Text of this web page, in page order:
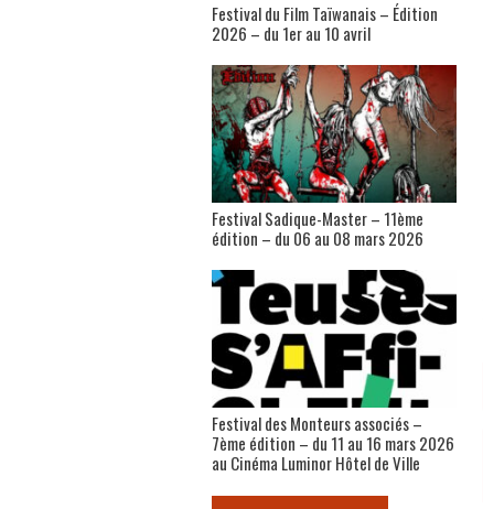
Festival du Film Taïwanais – Édition
2026 – du 1er au 10 avril
Festival Sadique-Master – 11ème
édition – du 06 au 08 mars 2026
Festival des Monteurs associés –
7ème édition – du 11 au 16 mars 2026
au Cinéma Luminor Hôtel de Ville